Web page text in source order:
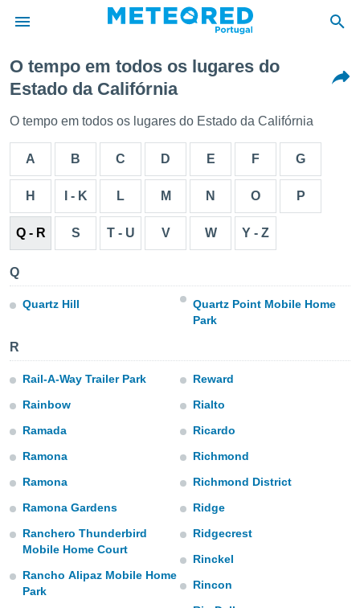
da
foi
para
as
a este
das
e
recolhidas
permite-
de alta
botão
ao
a
ACEITAR
CONFIGURAÇÕES
O tempo em todos os lugares do
Estado da Califórnia
O tempo em todos os lugares do Estado da Califórnia
A B C D E F G
H I - K L M N O P
Q - R S T - U V W Y - Z
Q
Quartz Hill
Quartz Point Mobile Home
Park
R
Rail-A-Way Trailer Park
Rainbow
Ramada
Ramona
Ramona
Ramona Gardens
Ranchero Thunderbird
Mobile Home Court
Rancho Alipaz Mobile Home
Park
Reward
Rialto
Ricardo
Richmond
Richmond District
Ridge
Ridgecrest
Rinckel
Rincon